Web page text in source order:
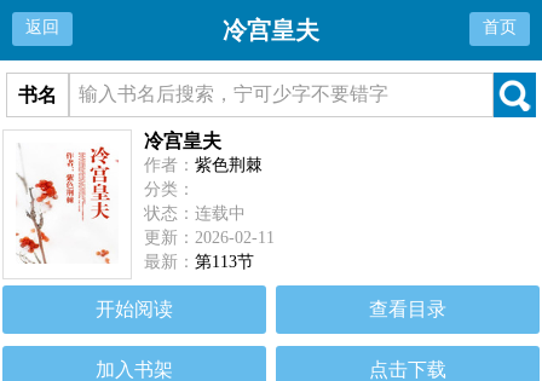
返回 冷宫皇夫 首页
书名
冷宫皇夫
作者：紫色荆棘
分类：
状态：连载中
更新：2026-02-11
最新：第113节
开始阅读 查看目录
加入书架 点击下载